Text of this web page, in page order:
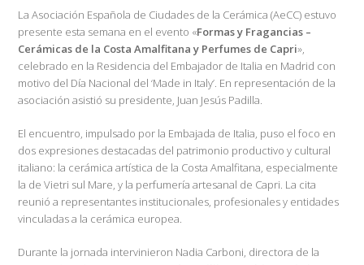
La Asociación Española de Ciudades de la Cerámica (AeCC) estuvo
presente esta semana en el evento «Formas y Fragancias –
Cerámicas de la Costa Amalfitana y Perfumes de Capri»,
celebrado en la Residencia del Embajador de Italia en Madrid con
motivo del Día Nacional del ‘Made in Italy’. En representación de la
asociación asistió su presidente, Juan Jesús Padilla.
El encuentro, impulsado por la Embajada de Italia, puso el foco en
dos expresiones destacadas del patrimonio productivo y cultural
italiano: la cerámica artística de la Costa Amalfitana, especialmente
la de Vietri sul Mare, y la perfumería artesanal de Capri. La cita
reunió a representantes institucionales, profesionales y entidades
vinculadas a la cerámica europea.
Durante la jornada intervinieron Nadia Carboni, directora de la